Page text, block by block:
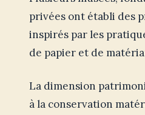
privées ont établi des
inspirés par les
de papier et de
La dimension
à la conservation